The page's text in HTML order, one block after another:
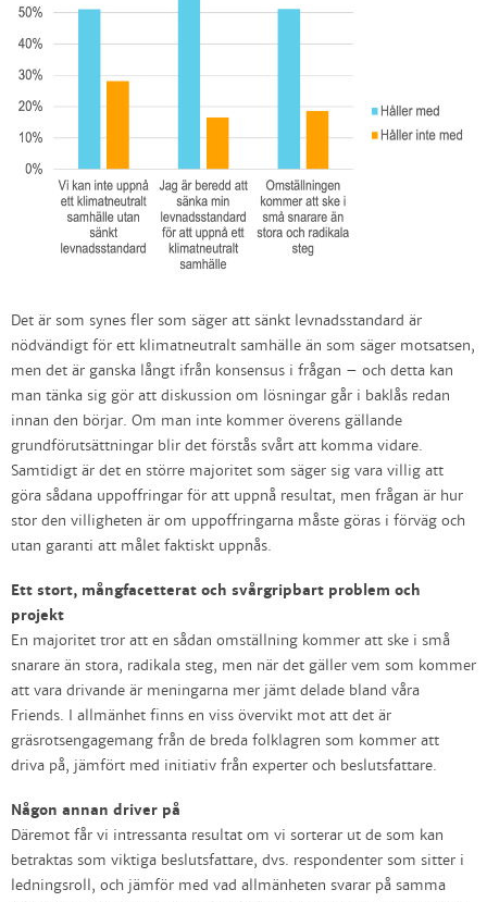
Det är som synes fler som säger att sänkt levnadsstandard är
nödvändigt för ett klimatneutralt samhälle än som säger motsatsen,
men det är ganska långt ifrån konsensus i frågan – och detta kan
man tänka sig gör att diskussion om lösningar går i baklås redan
innan den börjar. Om man inte kommer överens gällande
grundförutsättningar blir det förstås svårt att komma vidare.
Samtidigt är det en större majoritet som säger sig vara villig att
göra sådana uppoffringar för att uppnå resultat, men frågan är hur
stor den villigheten är om uppoffringarna måste göras i förväg och
utan garanti att målet faktiskt uppnås.
Ett stort, mångfacetterat och svårgripbart problem och
projekt
En majoritet tror att en sådan omställning kommer att ske i små
snarare än stora, radikala steg, men när det gäller vem som kommer
att vara drivande är meningarna mer jämt delade bland våra
Friends. I allmänhet finns en viss övervikt mot att det är
gräsrotsengagemang från de breda folklagren som kommer att
driva på, jämfört med initiativ från experter och beslutsfattare.
Någon annan driver på
Däremot får vi intressanta resultat om vi sorterar ut de som kan
betraktas som viktiga beslutsfattare, dvs. respondenter som sitter i
ledningsroll, och jämför med vad allmänheten svarar på samma